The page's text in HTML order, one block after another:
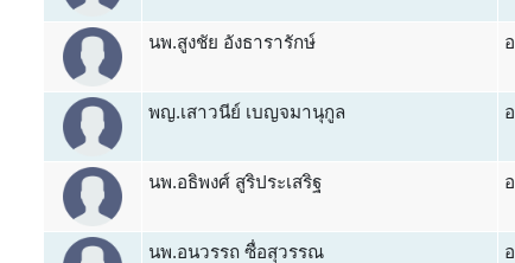
นพ.สูงชัย อังธารารักษ์
พญ.เสาวนีย์ เบญจมานุกูล
นพ.อธิพงศ์ สูริประเสริฐ
นพ.อนวรรถ ซื่อสุวรรณ